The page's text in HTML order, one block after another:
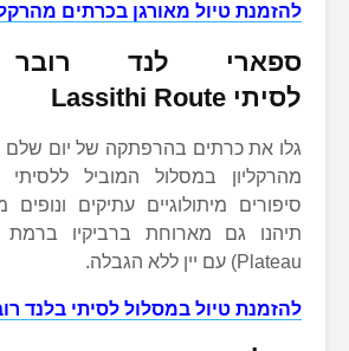
להזמנת טיול מאורגן בכרתים
ספארי לנד רובר
לסיתי
גלו את כרתים בהרפתקה של יום שלם
מהרקליון במסלול המוביל ללסיתי
סיפורים מיתולוגיים עתיקים ונופים
Plateau) עם יין ללא הגבלה.
להזמנת טיול במסלול לסיתי בלנד